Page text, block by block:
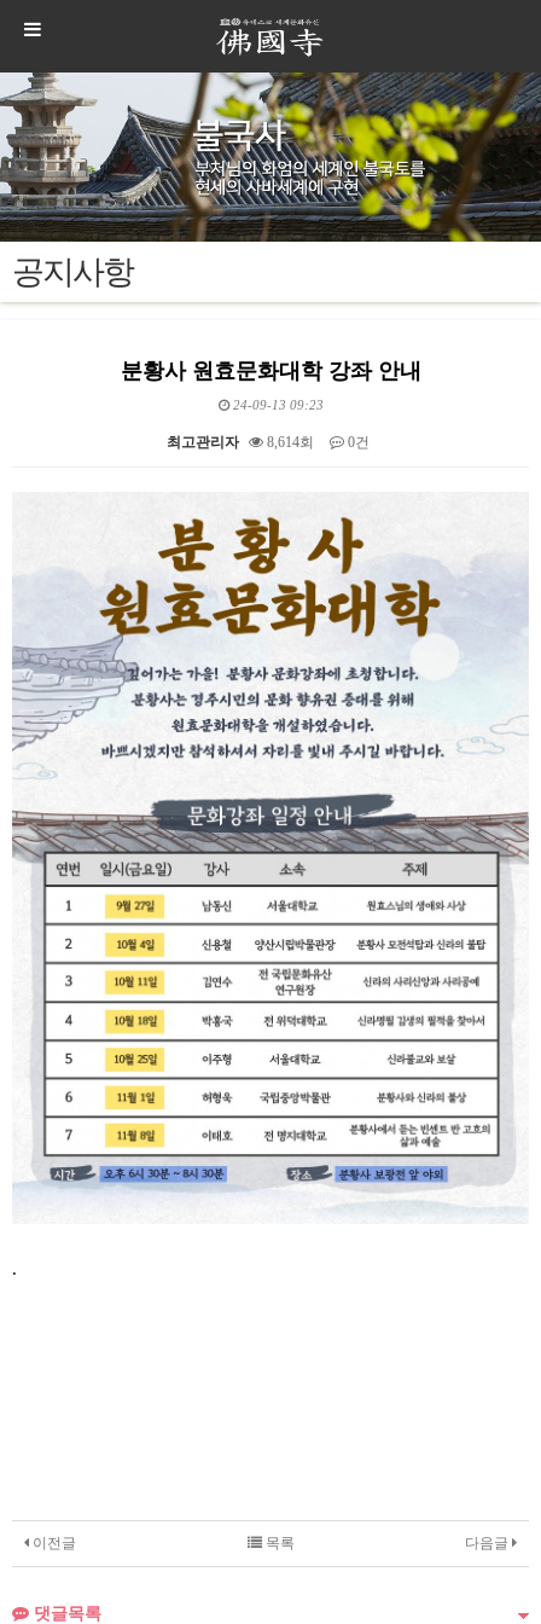
공지사항
분황사 원효문화대학 강좌 안내
24-09-13 09:23
최고관리자 8,614회 0건
.
이전글 다음글
목록
댓글목록